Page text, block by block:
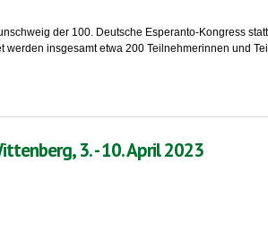
der 100. Deutsche Esperanto-Kongress
insgesamt etwa 200 Teilnehmerinnen und
Mai - 2. Juni
3. - 10. April 2023